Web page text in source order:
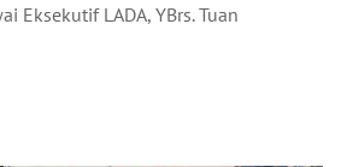
Eksekutif LADA, YBrs. Tuan
USAHA
KOMUNITI MELALUI